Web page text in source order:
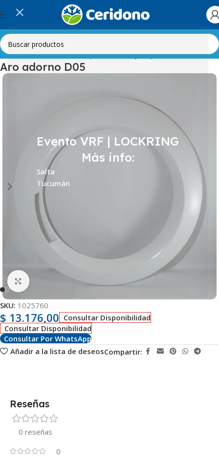
Evento VRF | LOCKRING
Más info:
Salta
Tucumán
Inicio Línea Blanca Lavarropas Puertas y Tapas
Aro adorno D05
Clic para ampliar
SKU: 1025760
$ 13.176,00 Consultar Disponibilidad
Consultar Disponibilidad
Consultar Por WhatsApp
Añadir a la lista de deseosCompartir:
Reseñas
0 reseñas
0